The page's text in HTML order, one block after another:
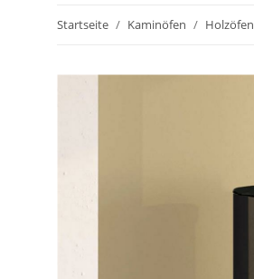
Startseite Kaminöfen Holzöfen